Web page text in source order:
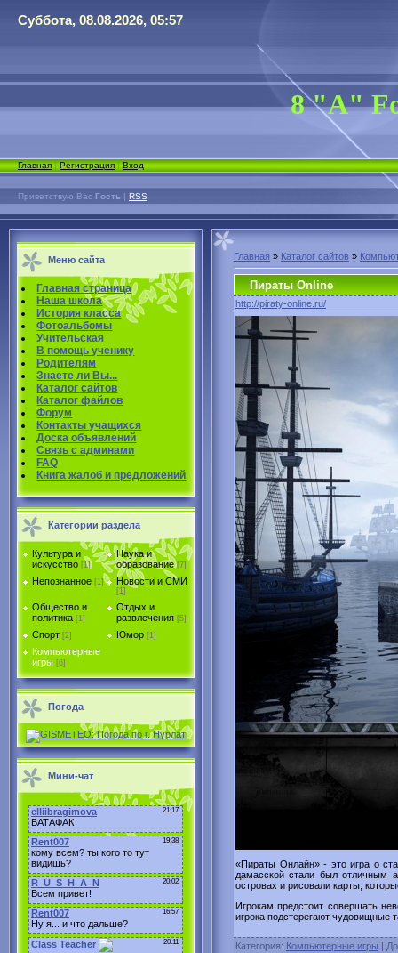
Суббота, 08.08.2026, 05:57
8 "А"
Главная|Регистрация|Вход
Приветствую Вас Гость | RSS
Меню сайта
Главная страница
Наша школа
История класса
Фотоальбомы
Учительская
В помощь ученику
Родителям
Знаете ли Вы...
Каталог сайтов
Каталог файлов
Форум
Контакты учащихся
Доска объявлений
Связь с админами
FAQ
Книга жалоб и предложений
Категории раздела
Культура и
искусство [1]
Наука и
образование [7]
Непознанное [1] Новости и СМИ
[1]
Общество и
политика [1]
Отдых и
развлечения [5]
Спорт [2] Юмор [1]
Компьютерные
игры [6]
Погода
Мини-чат
Главная » Каталог сайтов »
Пираты Online
http://piraty-online.ru/
«Пираты Онлайн» - это игра о
дамасской стали был отличным
островах и рисовали карты,
Игрокам предстоит совершать
игрока подстерегают
Категория: Компьютерные игры |